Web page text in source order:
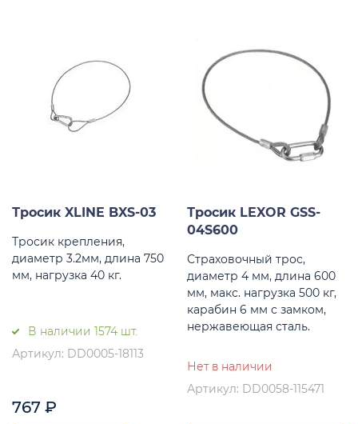
Тросик XLINE BXS-03
Тросик крепления,
диаметр 3.2мм, длина 750
мм, нагрузка 40 кг.
В наличии 1574 шт.
Артикул: DD0005-18113
767 ₽
Тросик LEXOR GSS-
04S600
Страховочный трос,
диаметр 4 мм, длина 600
мм, макс. нагрузка 500 кг,
карабин 6 мм с замком,
нержавеющая сталь.
Нет в наличии
Артикул: DD0058-115471